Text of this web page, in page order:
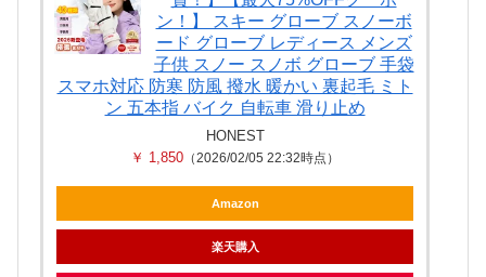
ン！】 スキー グローブ スノーボ
ード グローブ レディース メンズ
子供 スノー スノボ グローブ 手袋
スマホ対応 防寒 防風 撥水 暖かい 裏起毛 ミト
ン 五本指 バイク 自転車 滑り止め
HONEST
￥ 1,850 （2026/02/05 22:32時点）
Amazon
楽天購入